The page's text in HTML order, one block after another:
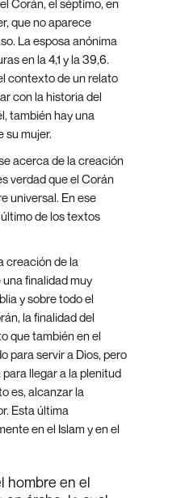
Corán, el séptimo, en
que no aparece
La esposa anónima
en la 4,1 y la 39,6.
contexto de un relato
con la historia del
también hay una
su mujer.
acerca de la creación
verdad que el Corán
universal. En ese
de los textos
creación de la
finalidad muy
y sobre todo el
la finalidad del
que también en el
para servir a Dios, pero
llegar a la plenitud
es, alcanzar la
Esta última
en el Islam y en el
hombre en el